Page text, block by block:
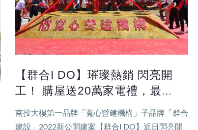
【群合I DO】璀璨熱銷 閃亮開
工！ 購屋送20萬家電禮，最...
南投大樓第一品牌「寬心營建機構」子品牌「群合
建設」2022新公開建案【群合I DO】近日閃亮開